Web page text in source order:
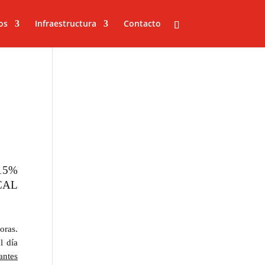
Infraestructura Contacto
día